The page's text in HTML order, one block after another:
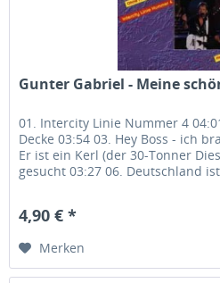
Gunter Gabriel - Meine
01. Intercity Linie Nummer 4
Decke 03:54 03. Hey Boss - ich
Er ist ein Kerl (der 30-Tonner
gesucht 03:27 06. Deutschland
4,90 € *
Merken